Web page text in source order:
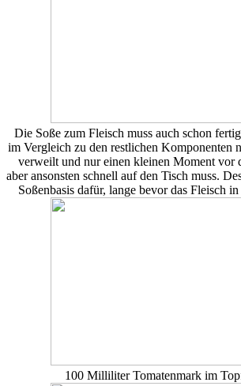
Die Soße zum Fleisch muss auch schon
im Vergleich zu den restlichen Komponenten
verweilt und nur einen kleinen Moment vor
aber ansonsten schnell auf den Tisch muss.
Soßenbasis dafür, lange bevor das Fleisch
100 Milliliter Tomatenmark im